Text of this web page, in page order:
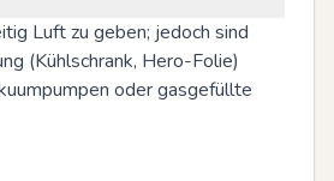
Luft zu geben; jedoch sind
(Kühlschrank, Hero-Folie)
oder gasgefüllte